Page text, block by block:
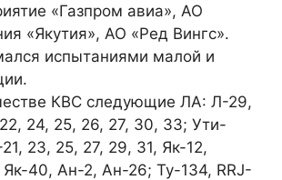
«Газпром авиа», АО
«Якутия», АО «Ред Вингс».
испытаниями малой и
КВС следующие ЛА: Л-29,
24, 25, 26, 27, 30, 33; Ути-
23, 25, 27, 29, 31, Як-12,
Як-40, Ан-2, Ан-26; Ту-134, RRJ-